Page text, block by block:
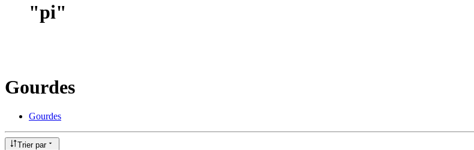
"pi"
Gourdes
Gourdes
Trier par